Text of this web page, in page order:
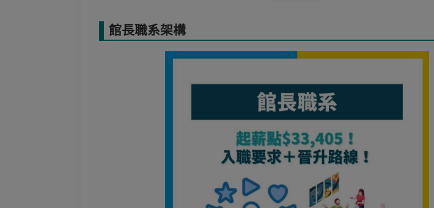
館長職系架構